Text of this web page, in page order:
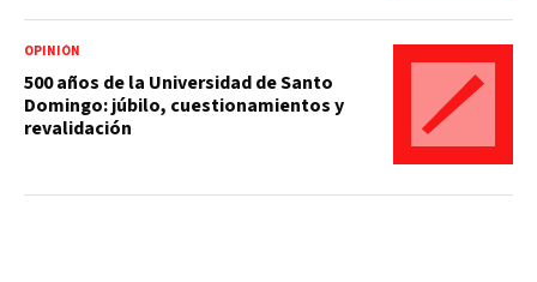
OPINIÓN
500 años de la Universidad de Santo
Domingo: júbilo, cuestionamientos y
revalidación